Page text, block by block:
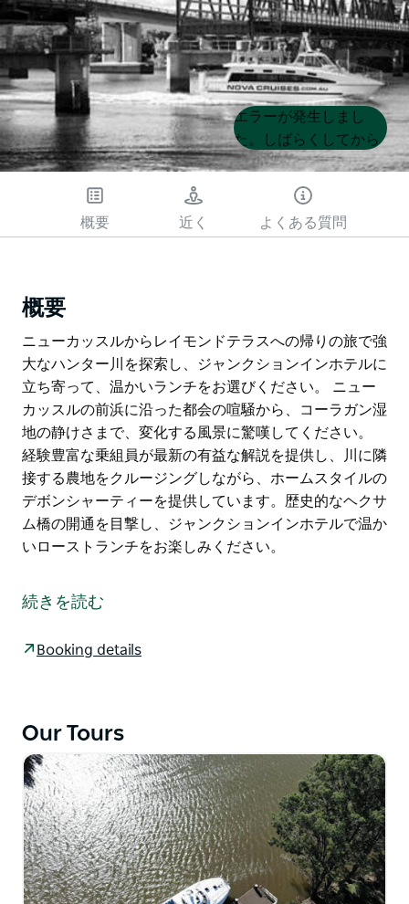
Product
List
Product
List
エラーが発生しまし
た。しばらくしてから
もう一度試してくださ
概要 近く よくある質問
概要
ニューカッスルからレイモンドテラスへの帰りの旅で強
大なハンター川を探索し、ジャンクションインホテルに
立ち寄って、温かいランチをお選びください。 ニュー
カッスルの前浜に沿った都会の喧騒から、コーラガン湿
地の静けさまで、変化する風景に驚嘆してください。
経験豊富な乗組員が最新の有益な解説を提供し、川に隣
接する農地をクルージングしながら、ホームスタイルの
デボンシャーティーを提供しています。歴史的なヘクサ
ム橋の開通を目撃し、ジャンクションインホテルで温か
いローストランチをお楽しみください。
大なハンター川を探索し、ジャンクションインホテルに
立ち寄って、温かいランチをお選びください。
ニューカッスルの前浜に沿った都会の喧騒から、コーラ
経験豊富な乗組員が最新の有益な解説を提供し、川に隣
デボンシャーティーを提供しています。歴史的なヘクサ
ム橋の開通を目撃し、ジャンクションインホテルで温か
いローストランチをお楽しみください。
続きを読む
Booking details
Our Tours